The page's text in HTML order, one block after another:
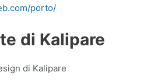
porto/
di Kalipare
di Kalipare